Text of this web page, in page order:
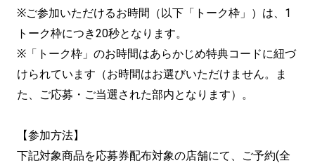
※ご参加いただけるお時間（以下「トーク枠」）は、1
トーク枠につき20秒となります。
※「トーク枠」のお時間はあらかじめ特典コードに紐づ
けられています（お時間はお選びいただけません。ま
た、ご応募・ご当選された部内となります）。
【参加方法】
下記対象商品を応募券配布対象の店舗にて、ご予約(全